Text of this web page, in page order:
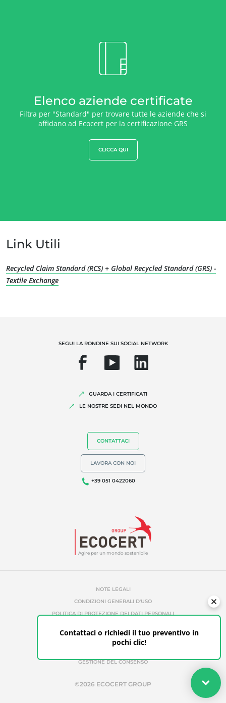
IL NOSTRO KNOW-HOW
Agricoltura biologica
Commercio equo solidale
Dichiarazioni ambientali
Elenco aziende certificate
Filtra per "Standard" per trovare tutte le aziende che si
affidano ad Ecocert per la certificazione GRS
CLICCA QUI
Link Utili
Recycled Claim Standard (RCS) + Global Recycled Standard (GRS) -
Textile Exchange
Agire per un mondo sostenibile
SEGUI LA RONDINE SUI SOCIAL NETWORK
GUARDA I CERTIFICATI
LE NOSTRE SEDI NEL MONDO
CONTATTACI
LAVORA CON NOI
+39 051 0422060
NOTE LEGALI
CONDIZIONI GENERALI D'USO
POLITICA DI PROTEZIONE DEI DATI PERSONALI
RIFERIMENTI NON AUTORIZZATI
GESTIONE DEL CONSENSO
©2026 ECOCERT GROUP
Contattaci o richiedi il tuo preventivo in
pochi clic!
Richiedi il tuo preventivo in pochi clic per le certificazioni